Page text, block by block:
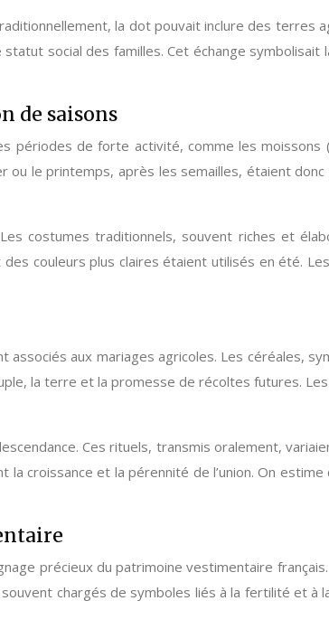
la dot pouvait inclure des
social des familles. Cet échange
de saisons
périodes de forte activité, comme les
le printemps, après les semailles, étaient
costumes traditionnels, souvent riches et
couleurs plus claires étaient utilisés en été.
aux mariages agricoles. Les céréales,
la terre et la promesse de récoltes futures.
Ces rituels, transmis oralement,
croissance et la pérennité de l’union. On
précieux du patrimoine vestimentaire
chargés de symboles liés à la fertilité et